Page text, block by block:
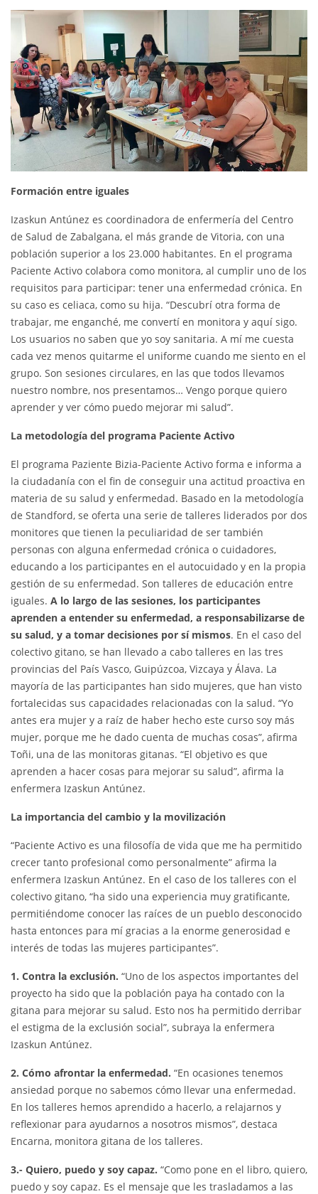
Formación entre iguales
Izaskun Antúnez es coordinadora de enfermería del Centro
de Salud de Zabalgana, el más grande de Vitoria, con una
población superior a los 23.000 habitantes. En el programa
Paciente Activo colabora como monitora, al cumplir uno de los
requisitos para participar: tener una enfermedad crónica. En
su caso es celiaca, como su hija. “Descubrí otra forma de
trabajar, me enganché, me convertí en monitora y aquí sigo.
Los usuarios no saben que yo soy sanitaria. A mí me cuesta
cada vez menos quitarme el uniforme cuando me siento en el
grupo. Son sesiones circulares, en las que todos llevamos
nuestro nombre, nos presentamos… Vengo porque quiero
aprender y ver cómo puedo mejorar mi salud”.
La metodología del programa Paciente Activo
El programa Paziente Bizia-Paciente Activo forma e informa a
la ciudadanía con el fin de conseguir una actitud proactiva en
materia de su salud y enfermedad. Basado en la metodología
de Standford, se oferta una serie de talleres liderados por dos
monitores que tienen la peculiaridad de ser también
personas con alguna enfermedad crónica o cuidadores,
educando a los participantes en el autocuidado y en la propia
gestión de su enfermedad. Son talleres de educación entre
iguales. A lo largo de las sesiones, los participantes
aprenden a entender su enfermedad, a responsabilizarse de
su salud, y a tomar decisiones por sí mismos. En el caso del
colectivo gitano, se han llevado a cabo talleres en las tres
provincias del País Vasco, Guipúzcoa, Vizcaya y Álava. La
mayoría de las participantes han sido mujeres, que han visto
fortalecidas sus capacidades relacionadas con la salud. “Yo
antes era mujer y a raíz de haber hecho este curso soy más
mujer, porque me he dado cuenta de muchas cosas”, afirma
Toñi, una de las monitoras gitanas. “El objetivo es que
aprenden a hacer cosas para mejorar su salud”, afirma la
enfermera Izaskun Antúnez.
La importancia del cambio y la movilización
“Paciente Activo es una filosofía de vida que me ha permitido
crecer tanto profesional como personalmente” afirma la
enfermera Izaskun Antúnez. En el caso de los talleres con el
colectivo gitano, “ha sido una experiencia muy gratificante,
permitiéndome conocer las raíces de un pueblo desconocido
hasta entonces para mí gracias a la enorme generosidad e
interés de todas las mujeres participantes”.
1. Contra la exclusión. “Uno de los aspectos importantes del
proyecto ha sido que la población paya ha contado con la
gitana para mejorar su salud. Esto nos ha permitido derribar
el estigma de la exclusión social”, subraya la enfermera
Izaskun Antúnez.
2. Cómo afrontar la enfermedad. “En ocasiones tenemos
ansiedad porque no sabemos cómo llevar una enfermedad.
En los talleres hemos aprendido a hacerlo, a relajarnos y
reflexionar para ayudarnos a nosotros mismos”, destaca
Encarna, monitora gitana de los talleres.
3.- Quiero, puedo y soy capaz. “Como pone en el libro, quiero,
puedo y soy capaz. Es el mensaje que les trasladamos a las